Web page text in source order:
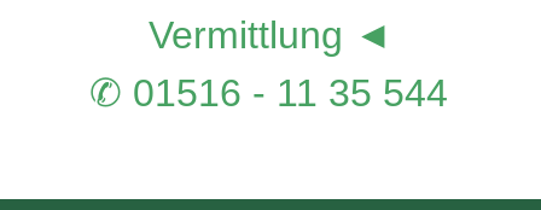
Vermittlung ◄
✆ 01516 - 11 35 544